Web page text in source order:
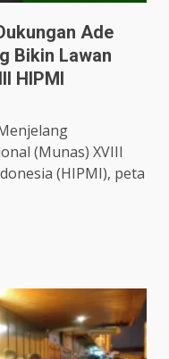
Ade
Bikin Lawan
HIPMI
(Munas) XVIII
(HIPMI), peta